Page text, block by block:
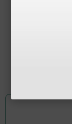
bracciale